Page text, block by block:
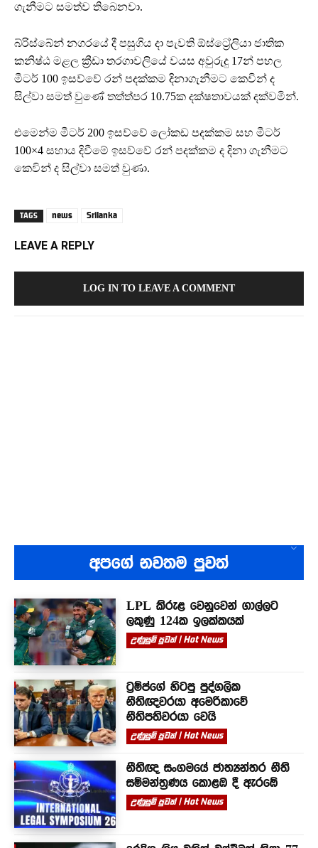
ගැනීමට සමත්ව තිබෙනවා.
බ්රිස්බේන් නගරයේ දී පසුගිය දා පැවති ඕස්ට්‍රේලියා ජාතික
කනිෂ්ඨ මළල ක්‍රීඩා තරගාවලියේ වයස අවුරුදු 17න් පහල
මීටර් 100 ඉසව්වේ රන් පදක්කම දිනාගැනීමට කෙවින් ද
සිල්වා සමත් වුණේ තත්ත්පර 10.75ක දක්ෂතාවයක් දක්වමින්.
එමෙන්ම මීටර් 200 ඉසව්වේ ලෝකඩ පදක්කම සහ මීටර්
100×4 සහාය දිවීමේ ඉසව්වේ රන් පදක්කම ද දිනා ගැනීමට
කෙවින් ද සිල්වා සමත් වුණා.
TAGS news Srilanka
LEAVE A REPLY
LOG IN TO LEAVE A COMMENT
අපගේ නවතම පුවත්
LPL කිරුළ වෙනුවෙන් ගාල්ලට
ලකුණු 124ක ඉලක්කයක්
උණුසුම් පුවත් | Hot News
ට්‍රම්ප්ගේ හිටපු පුද්ගලික
නීතිඥවරයා අමෙරිකාවේ
නීතිපතිවරයා වෙයි
උණුසුම් පුවත් | Hot News
නීතිඥ සංගමයේ ජාත්‍යන්තර නීති
සම්මන්ත්‍රණය කොළඹ දී ඇරඹේ
උණුසුම් පුවත් | Hot News